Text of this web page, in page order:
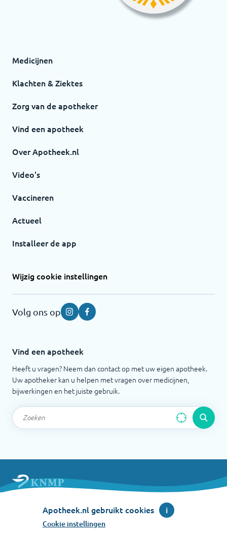
Medicijnen
Klachten & Ziektes
Zorg van de apotheker
Vind een apotheek
Over Apotheek.nl
Video's
Vaccineren
Actueel
Installeer de app
Wijzig cookie instellingen
Volg ons op InstagramFacebook
Vind een apotheek
Heeft u vragen? Neem dan contact op met uw eigen apotheek.
Uw apotheker kan u helpen met vragen over medicijnen,
bijwerkingen en het juiste gebruik.
Nederlandse Maatschappij ter bevordering der
Pharmacie
Apotheek.nl gebruikt cookies i
Cookie instellingen